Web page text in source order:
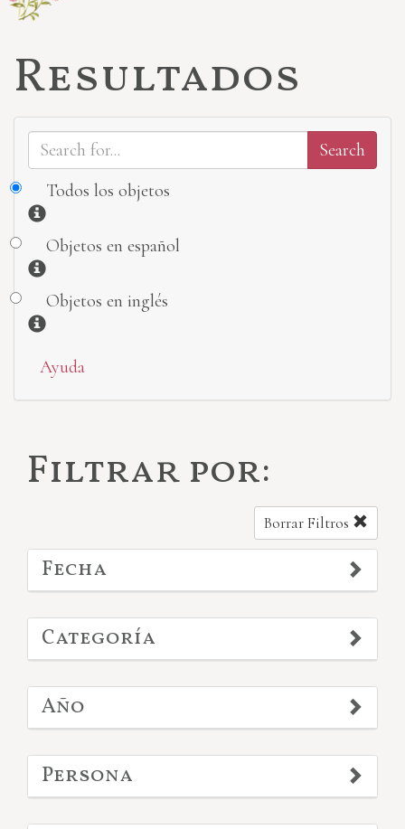
Resultados
Todos los objetos
Información
Objetos en español
Información
Objetos en inglés
Información
Ayuda
Filtrar por:
Borrar Filtros
Fecha
Categoría
Año
Persona